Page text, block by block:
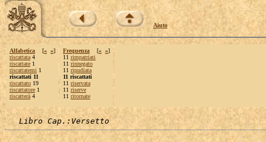
Aiuto
Alfabetica [« »]
riscattata 4
riscattate 1
riscattatemi 1
riscattati 11
riscattato 19
riscattatore 1
riscatterà 4
Frequenza [« »]
11 rimpatriati
11 rinnegato
11 ripudiata
11 riscattati
11 riservata
11 riserve
11 ritornate
Libro Cap.:Versetto